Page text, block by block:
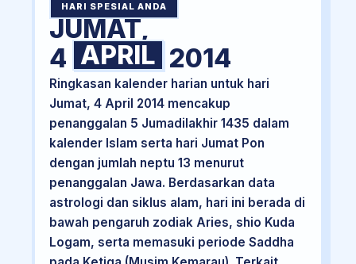
HARI SPESIAL ANDA
JUMAT,
4 APRIL 2014
Ringkasan kalender harian untuk hari
Jumat, 4 April 2014 mencakup
penanggalan 5 Jumadilakhir 1435 dalam
kalender Islam serta hari Jumat Pon
dengan jumlah neptu 13 menurut
penanggalan Jawa. Berdasarkan data
astrologi dan siklus alam, hari ini berada di
bawah pengaruh zodiak Aries, shio Kuda
Logam, serta memasuki periode Saddha